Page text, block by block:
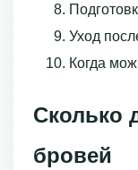
Уход
Когда
Сколько
бровей